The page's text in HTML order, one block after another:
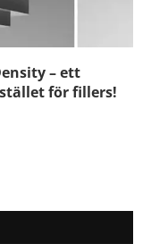
– ett
för fillers!